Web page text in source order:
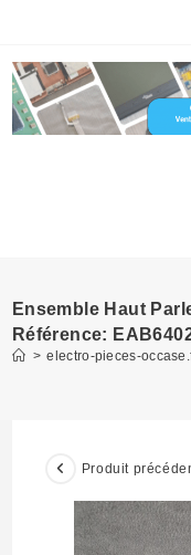
content
Ensemble Haut
Référence:
> electro-pieces-
Produit